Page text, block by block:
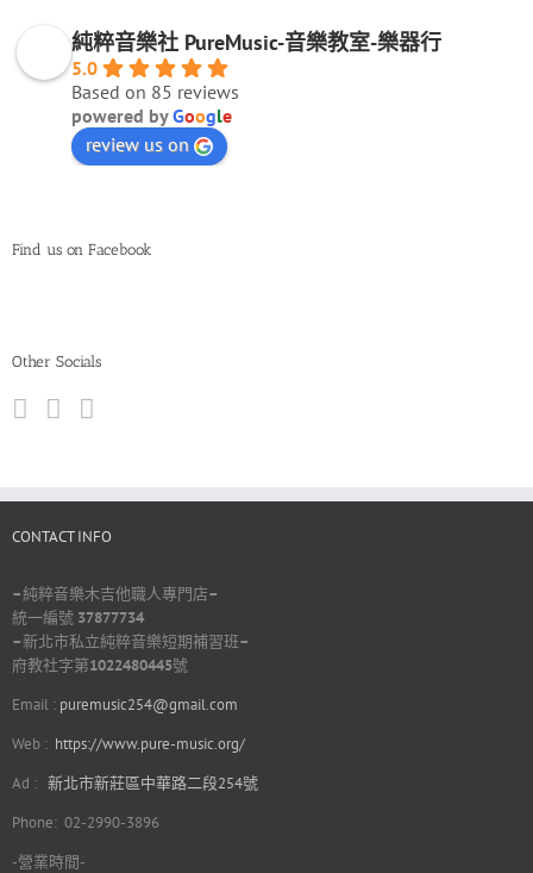
純粹音樂社 PureMusic-音樂教室-樂器行
5.0
Based on 85 reviews
powered byGoogle
review us on
Find us on Facebook
Other Socials
CONTACT INFO
–純粹音樂木吉他職人專門店–
統一編號 37877734
–新北市私立純粹音樂短期補習班–
府教社字第1022480445號
Email : puremusic254@gmail.com
Web : https://www.pure-music.org/
Ad : 新北市新莊區中華路二段254號
Phone: 02-2990-3896
-營業時間-